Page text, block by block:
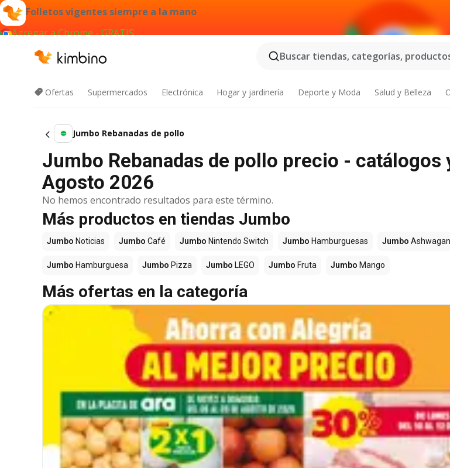
Folletos vigentes siempre a la mano
Agregar a Chrome - GRATIS
Buscar tiendas, categorías,
Ofertas Supermercados Electrónica Hogar y jardinería Deporte y Moda Salud y Belleza
Jumbo Rebanadas de pollo
Jumbo Rebanadas de pollo precio - catálogos
Agosto 2026
No hemos encontrado resultados para este término.
Más productos en tiendas Jumbo
Jumbo Noticias Jumbo Café Jumbo Nintendo Switch Jumbo Hamburguesas Jumbo
Jumbo Hamburguesa Jumbo Pizza Jumbo LEGO Jumbo Fruta Jumbo Mango
Más ofertas en la categoría